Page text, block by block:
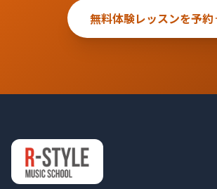
無料体験レッスンを予約